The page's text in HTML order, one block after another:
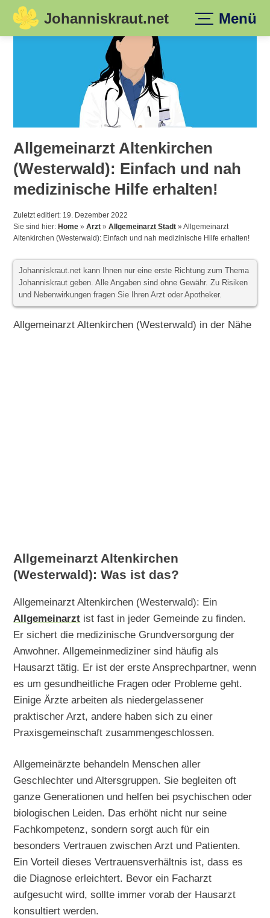
Skip
Johanniskraut.net Menü
Allgemeinarzt Altenkirchen
(Westerwald): Einfach und nah
medizinische Hilfe erhalten!
Zuletzt editiert: 19. Dezember 2022
Sie sind hier:Home »Arzt »Allgemeinarzt Stadt »Allgemeinarzt
Altenkirchen (Westerwald): Einfach und nah medizinische Hilfe erhalten!
Johanniskraut.net kann Ihnen nur eine erste Richtung zum Thema
Johanniskraut geben. Alle Angaben sind ohne Gewähr. Zu Risiken
und Nebenwirkungen fragen Sie Ihren Arzt oder Apotheker.
Allgemeinarzt Altenkirchen (Westerwald) in der Nähe
Allgemeinarzt Altenkirchen
(Westerwald): Was ist das?
Allgemeinarzt Altenkirchen (Westerwald): Ein
Allgemeinarzt ist fast in jeder Gemeinde zu finden.
Er sichert die medizinische Grundversorgung der
Anwohner. Allgemeinmediziner sind häufig als
Hausarzt tätig. Er ist der erste Ansprechpartner, wenn
es um gesundheitliche Fragen oder Probleme geht.
Einige Ärzte arbeiten als niedergelassener
praktischer Arzt, andere haben sich zu einer
Praxisgemeinschaft zusammengeschlossen.
Allgemeinärzte behandeln Menschen aller
Geschlechter und Altersgruppen. Sie begleiten oft
ganze Generationen und helfen bei psychischen oder
biologischen Leiden. Das erhöht nicht nur seine
Fachkompetenz, sondern sorgt auch für ein
besonders Vertrauen zwischen Arzt und Patienten.
Ein Vorteil dieses Vertrauensverhältnis ist, dass es
die Diagnose erleichtert. Bevor ein Facharzt
aufgesucht wird, sollte immer vorab der Hausarzt
konsultiert werden.